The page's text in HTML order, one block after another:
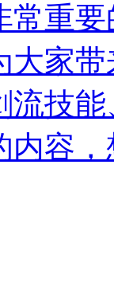
常重
大家
流技
内容